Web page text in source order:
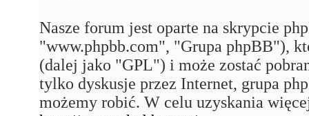
Nasze forum jest oparte na skrypcie
"www.phpbb.com", "Grupa phpBB"),
(dalej jako "GPL") i może zostać
tylko dyskusje przez Internet, grupa
możemy robić. W celu uzyskania